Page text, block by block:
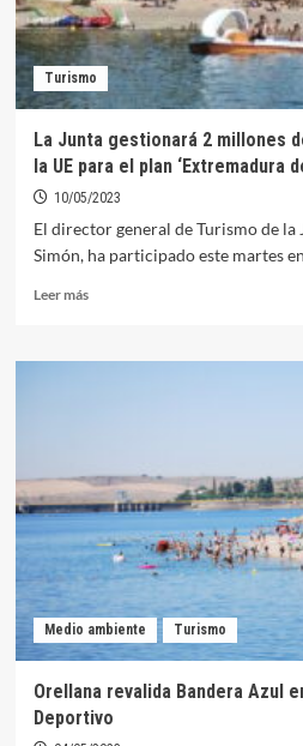
Orellana
Turismo
La Junta gestionará 2 millones
la UE para el plan ‘Extremadura
10/05/2023
El director general de Turismo de
Simón, ha participado este martes
Leer másLeer
La
de
euros
procedentes
de
UE
el
plan
destino
de
Medio ambiente Turismo
Orellana revalida Bandera Azul
Deportivo